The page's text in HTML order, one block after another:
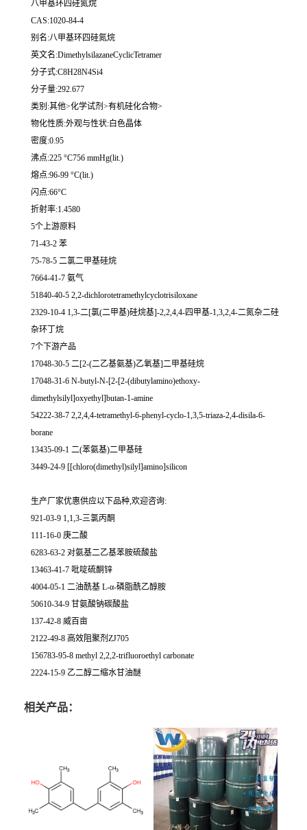
八甲基环四硅氮烷
CAS:1020-84-4
别名:八甲基环四硅氮烷
英文名:DimethylsilazaneCyclicTetramer
分子式:C8H28N4Si4
分子量:292.677
类别:其他>化学试剂>有机硅化合物>
物化性质:外观与性状:白色晶体
密度:0.95
沸点:225 °C756 mmHg(lit.)
熔点:96-99 °C(lit.)
闪点:66°C
折射率:1.4580
5个上游原料
71-43-2 苯
75-78-5 二氯二甲基硅烷
7664-41-7 氨气
51840-40-5 2,2-dichlorotetramethylcyclotrisiloxane
2329-10-4 1,3-二[氯(二甲基)硅烷基]-2,2,4,4-四甲基-1,3,2,4-二氮杂二硅
杂环丁烷
7个下游产品
17048-30-5 二[2-(二乙基氨基)乙氧基]二甲基硅烷
17048-31-6 N-butyl-N-[2-[2-(dibutylamino)ethoxy-
dimethylsilyl]oxyethyl]butan-1-amine
54222-38-7 2,2,4,4-tetramethyl-6-phenyl-cyclo-1,3,5-triaza-2,4-disila-6-
borane
13435-09-1 二(苯氨基)二甲基硅
3449-24-9 [[chloro(dimethyl)silyl]amino]silicon
生产厂家优惠供应以下品种,欢迎咨询:
921-03-9 1,1,3-三氯丙酮
111-16-0 庚二酸
6283-63-2 对氨基二乙基苯胺硫酸盐
13463-41-7 吡啶硫酮锌
4004-05-1 二油酰基 L-α-磷脂酰乙醇胺
50610-34-9 甘氨酸钠碳酸盐
137-42-8 威百亩
2122-49-8 高效阻聚剂ZJ705
156783-95-8 methyl 2,2,2-trifluoroethyl carbonate
2224-15-9 乙二醇二缩水甘油醚
相关产品：